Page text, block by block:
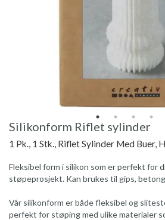
Silikonform Riflet sylinder
1 Pk., 1 Stk., Riflet Sylinder Med Buer,
Fleksibel form i silikon som er perfekt for
støpeprosjekt. Kan brukes til gips,
Vår silikonform er både fleksibel og
perfekt for støping med ulike materialer